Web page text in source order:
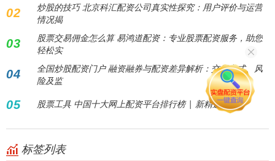
02
炒股的技巧 北京科汇配资公司真实性探究：用户评价与运营
情况揭
03
股票交易佣金怎么算 易鸿道配资：专业股票配资服务，助您
轻松实
04
全国炒股配资门户 融资融券与配资差异解析：交易方式、风
险及监
05 股票工具 中国十大网上配资平台排行榜 | 新精选
标签列表